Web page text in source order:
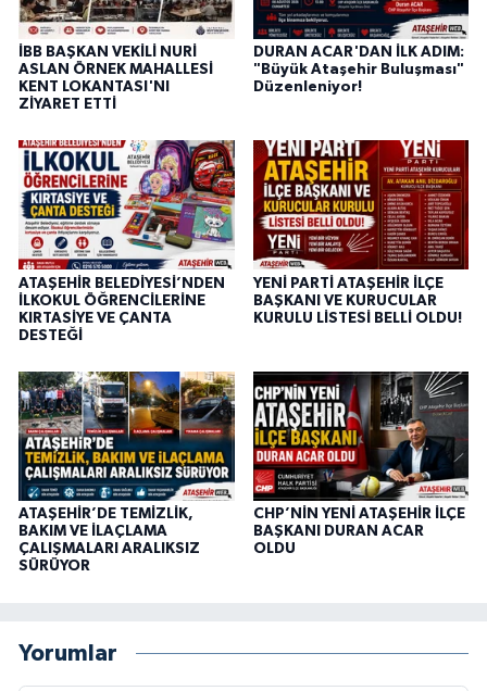
İBB BAŞKAN VEKİLİ NURİ
ASLAN ÖRNEK MAHALLESİ
KENT LOKANTASI'NI
ZİYARET ETTİ
DURAN ACAR'DAN İLK ADIM:
"Büyük Ataşehir Buluşması"
Düzenleniyor!
ATAŞEHİR BELEDİYESİ’NDEN
İLKOKUL ÖĞRENCİLERİNE
KIRTASİYE VE ÇANTA
DESTEĞİ
YENİ PARTİ ATAŞEHİR İLÇE
BAŞKANI VE KURUCULAR
KURULU LİSTESİ BELLİ OLDU!
ATAŞEHİR’DE TEMİZLİK,
BAKIM VE İLAÇLAMA
ÇALIŞMALARI ARALIKSIZ
SÜRÜYOR
CHP’NİN YENİ ATAŞEHİR İLÇE
BAŞKANI DURAN ACAR
OLDU
Yorumlar